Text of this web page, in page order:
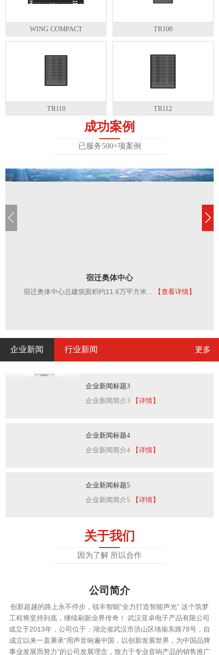
WING COMPACT TR108
TR110 TR112
成功案例
已服务500+项案例
宿迁奥体中心
宿迁奥体中心总建筑面积约11.6万平方米... 【查看详情】
企业新闻 行业新闻 更多
企业新闻标题3
企业新闻简介3
【详情】
企业新闻标题4
企业新闻简介4
【详情】
企业新闻标题5
企业新闻简介5
【详情】
关于我们
因为了解 所以合作
公司简介
创新超越的路上永不停步，锐丰智能“全力打造智能声光” 这个筑梦
工程将坚持到底，继续刷新业界传奇！ 武汉亚卓电子产品有限公司
成立于2013年，公司位于：湖北省武汉市洪山区珞瑜东路78号，自
成立以来一直秉承“用声音响遍中国，以创新发展世界，为中国品牌
事业发展而努力”的公司发展理念，致力于专业音响产品的销售推广